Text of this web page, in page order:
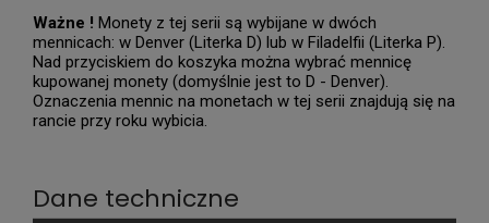
Ważne ! Monety z tej serii są wybijane w dwóch
mennicach: w Denver (Literka D) lub w Filadelfii (Literka P).
Nad przyciskiem do koszyka można wybrać mennicę
kupowanej monety (domyślnie jest to D - Denver).
Oznaczenia mennic na monetach w tej serii znajdują się na
rancie przy roku wybicia.
Dane techniczne